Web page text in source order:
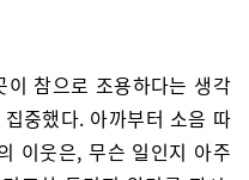
참으로 조용하다는 생각
중했다. 아까부터 소음 따
이웃은, 무슨 일인지 아주